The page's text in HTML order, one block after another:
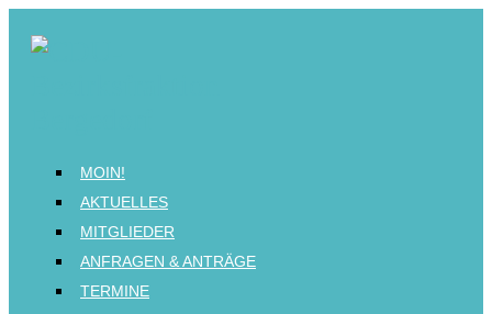
MOIN!
AKTUELLES
MITGLIEDER
ANFRAGEN & ANTRÄGE
TERMINE